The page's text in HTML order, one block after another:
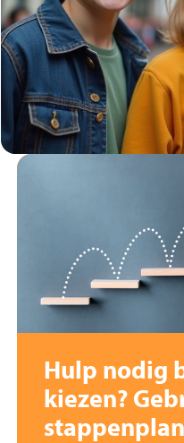
Hulp nodig
kiezen?
stappenplan